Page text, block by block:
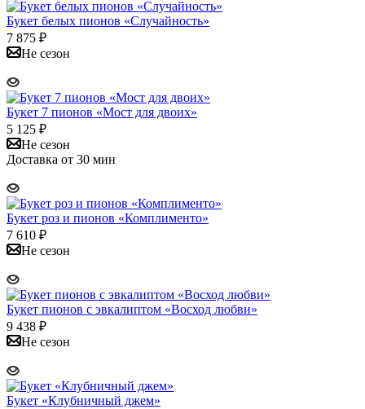
Букет белых пионов «Случайность»
7 875 ₽
Не сезон
Букет 7 пионов «Мост для двоих»
5 125 ₽
Не сезон
Доставка от 30 мин
Букет роз и пионов «Комплименто»
7 610 ₽
Не сезон
Букет пионов с эвкалиптом «Восход любви»
9 438 ₽
Не сезон
Букет «Клубничный джем»